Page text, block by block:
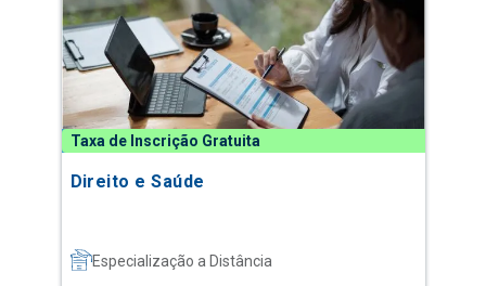
Taxa de Inscrição Gratuita
Direito e Saúde
Especialização a Distância